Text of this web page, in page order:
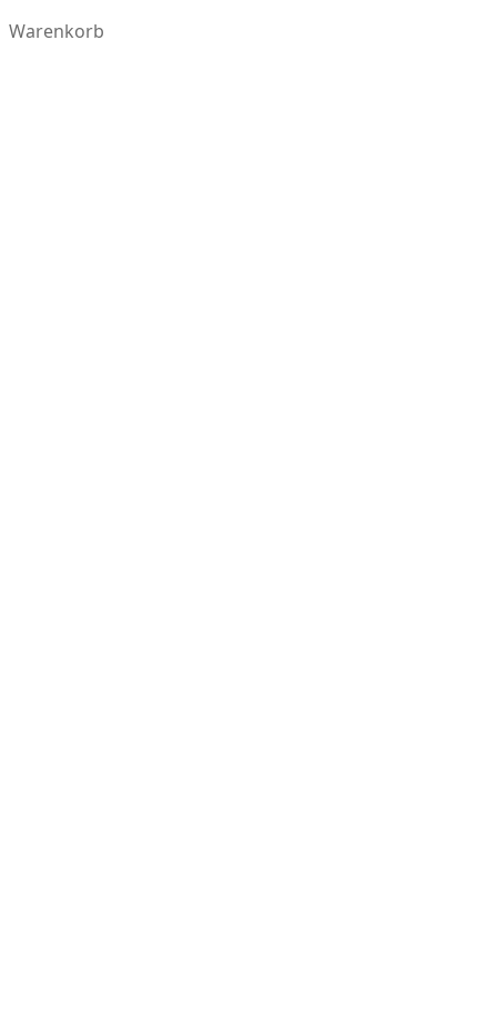
Warenkorb